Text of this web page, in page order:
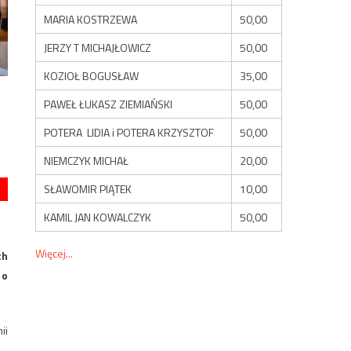
MARIA KOSTRZEWA
50,00
JERZY T MICHAJŁOWICZ
50,00
KOZIOŁ BOGUSŁAW
35,00
PAWEŁ ŁUKASZ ZIEMIAŃSKI
50,00
POTERA LIDIA i POTERA KRZYSZTOF
50,00
NIEMCZYK MICHAŁ
20,00
SŁAWOMIR PIĄTEK
10,00
KAMIL JAN KOWALCZYK
50,00
Więcej...